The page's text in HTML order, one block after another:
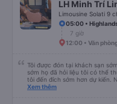
bạn khi đi
LH Minh Trí
Limousine Solati 9
05:00 •
7 giờ
12:00 • Văn
Tôi được đón tại khách sạn
sớm họ đã hỏi liệu tôi có thể
tôi đến đích sớm hơn dự kiến.
không nói được nhiều tiếng
Xem thêm